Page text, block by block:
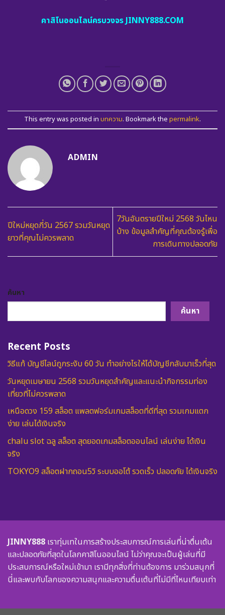
คาสิโนออนไลน์ครบวงจร JINNY888.COM
This entry was posted in บทความ. Bookmark the permalink.
ADMIN
ปีใหม่หยุดกี่วัน 2567 รวมวันหยุด
ยาวที่คุณไม่ควรพลาด
7วันอันตรายปีใหม่ 2568 วันไหน
บ้าง ข้อมูลสำคัญที่คุณต้องรู้เพื่อ
การเดินทางปลอดภัย
ค้นหา
ค้นหา
Recent Posts
วิธีแก้ บัญชีไลน์ถูกระงับ 60 วัน ทำอย่างไรให้ได้บัญชีกลับมาเร็วที่สุด
วันหยุดเมษายน 2568 รวมวันหยุดสำคัญและแนะนำกิจกรรมท่อง
เที่ยวที่ไม่ควรพลาด
เหนือดวง 159 สล็อต แพลตฟอร์มเกมสล็อตที่ดีที่สุด รวมเกมแตก
ง่าย เล่นได้เงินจริง
chalu slot ฉลู สล็อต สุดยอดเกมสล็อตออนไลน์ เล่นง่าย ได้เงิน
จริง
TOKYO9 สล็อตฝากถอน5วิ ระบบออโต้ รวดเร็ว ปลอดภัย ได้เงินจริง
JINNY888 เราทุ่มเทในการสร้างประสบการณ์การเล่นที่น่าตื่นเต้น
และปลอดภัยที่สุดในโลกคาสิโนออนไลน์ ไม่ว่าคุณจะเป็นผู้เล่นที่มี
ประสบการณ์หรือใหม่เข้ามา เรามีทุกสิ่งที่ท่านต้องการ มาร่วมสนุกที่
นี่และพบกับโลกของความสนุกและความตื่นเต้นที่ไม่มีที่ไหนเทียบเท่า